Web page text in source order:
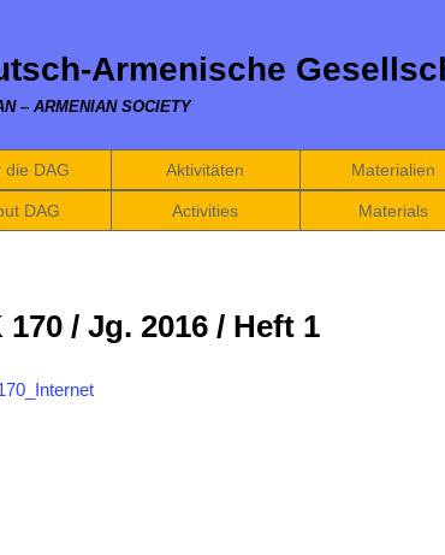
Armenische
– ARMENIAN SOCIETY
die DAG Aktivitäten Materialien
DAG Activities Materials
170 / Jg. 2016 / Heft 1